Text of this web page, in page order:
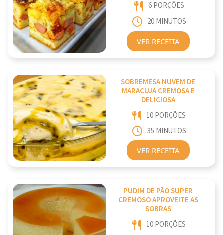
6 PORÇÕES
20 MINUTOS
VER RECEITA
SOBREMESA NUVEM DE
MARACUJÁ CREMOSA E
DELICIOSA
10 PORÇÕES
35 MINUTOS
VER RECEITA
PUDIM DE PÃO SUPER
CREMOSO APROVEITE AS
SOBRAS
10 PORÇÕES